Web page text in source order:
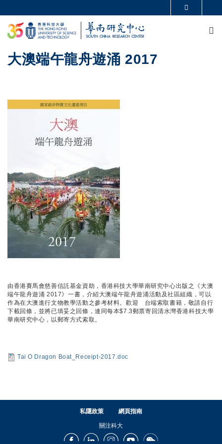
科大新聞
生活@科大
教授簡錄
認識科大
大澳端午龍舟遊涌 2017
由香港賽馬會慈善信託基金資助，香港科技大學華南研究中心出版之《大澳
端午龍舟遊涌 2017》一書，介紹大澳端午龍舟遊涌活動及社區組織，可以
作為在大澳進行文物教學活動之參考材料。歡迎 台端索取書籍，敬請自行
下載回條，並將已填妥之回條，連同每本$7.3郵票寄回清水灣香港科技大學
華南研究中心，以郵寄方式索取。
Tai O Dragon Boat_Receipt-2017.doc
私隱政策 網頁指南
關注科大
FacebookLinkedInInstagramYoutubeWechat